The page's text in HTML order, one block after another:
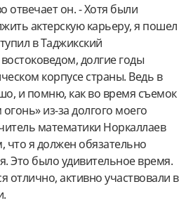
отвечает он. - Хотя были
актерскую карьеру, я пошел
в Таджикский
долгие годы
корпусе страны. Ведь в
и помню, как во время съемок
из-за долгого моего
математики Норкаллаев
что я должен обязательно
Это было удивительное время.
отлично, активно участвовали в